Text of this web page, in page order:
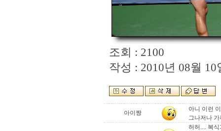
조회 : 2100
작성 : 2010년 08월 10
아이짱
아니 이런
그나저나
허허.... 복